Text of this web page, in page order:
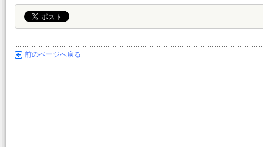
前のページへ戻る